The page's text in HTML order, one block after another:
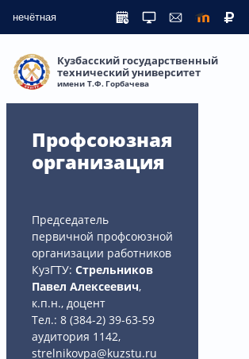
нечётная
Кузбасский государственный
технический университет
имени Т.Ф. Горбачева
Профсоюзная
организация
Председатель
первичной профсоюзной
организации работников
КузГТУ: Стрельников
Павел Алексеевич,
к.п.н., доцент
Тел.: 8 (384-2) 39-63-59
аудитория 1142,
strelnikovpa@kuzstu.ru